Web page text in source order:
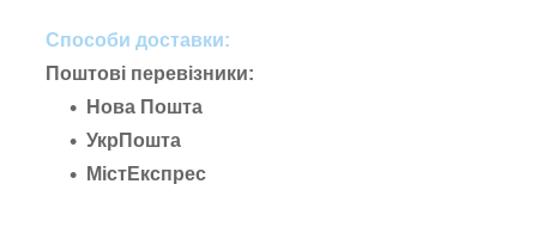
Способи доставки:
Поштові перевізники:
Нова Пошта
УкрПошта
МістЕкспрес